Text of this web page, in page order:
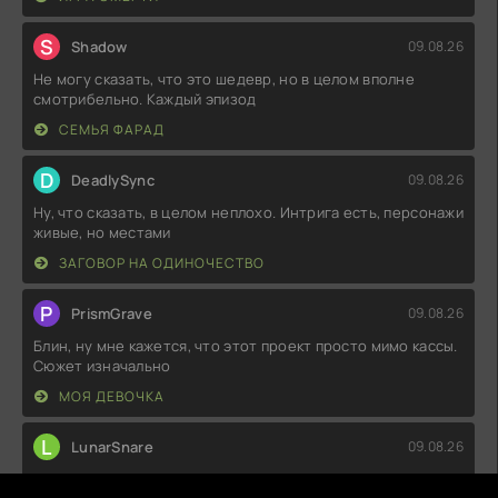
S Shadow 09.08.26
Не могу сказать, что это шедевр, но в целом вполне
смотрибельно. Каждый эпизод
СЕМЬЯ ФАРАД
D DeadlySync 09.08.26
Ну, что сказать, в целом неплохо. Интрига есть, персонажи
живые, но местами
ЗАГОВОР НА ОДИНОЧЕСТВО
P PrismGrave 09.08.26
Блин, ну мне кажется, что этот проект просто мимо кассы.
Сюжет изначально
МОЯ ДЕВОЧКА
L LunarSnare 09.08.26
Вот это поворот! Я ожидал лёгкую комедию, а наткнулся